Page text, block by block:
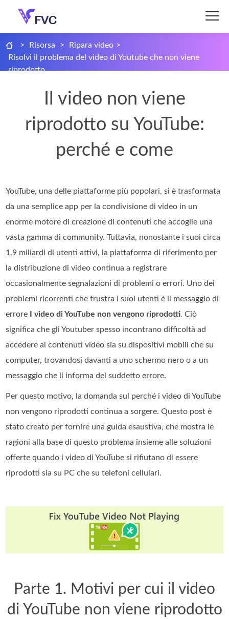
> Risorsa > Ripara video >
Risolvi il problema del video di Youtube che non viene
riprodotto
Il video non viene
riprodotto su YouTube:
perché e come
YouTube, una delle piattaforme più popolari, si è trasformata
da una semplice app per la condivisione di video in un
enorme motore di creazione di contenuti che accoglie una
vasta gamma di community. Tuttavia, nonostante i suoi circa
1,9 miliardi di utenti attivi, la piattaforma di riferimento per
la distribuzione di video continua a registrare
occasionalmente segnalazioni di problemi o errori. Uno dei
problemi ricorrenti che frustra i suoi utenti è il messaggio di
errore
I video di YouTube non vengono riprodotti. Ciò
significa che gli Youtuber spesso incontrano difficoltà ad
accedere ai contenuti video sia su dispositivi mobili che su
computer, trovandosi davanti a uno schermo nero o a un
messaggio che li informa del suddetto errore.
Per questo motivo, la domanda sul perché i video di YouTube
non vengono riprodotti continua a sorgere. Questo post è
stato creato per fornire una guida esaustiva, che mostra le
ragioni alla base di questo problema insieme alle soluzioni
offerte quando i video di YouTube si rifiutano di essere
riprodotti sia su PC che su telefoni cellulari.
Parte 1. Motivi per cui il video
di YouTube non viene riprodotto